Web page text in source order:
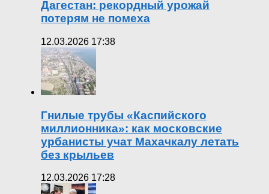
Дагестан: рекордный урожай
потерям не помеха
12.03.2026 17:38
Гнилые трубы «Каспийского
миллионника»: как московские
урбанисты учат Махачкалу летать
без крыльев
12.03.2026 17:28